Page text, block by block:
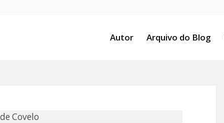
Autor Arquivo do Blog
Covelo